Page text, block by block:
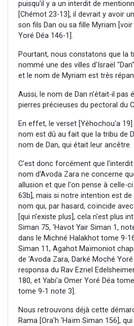
puisqu'il y a un interdit de
[Chémot 23-13], il devrait y avoir
son fils Dan ou sa fille Myriam
Yoré Déa 146-1].
Pourtant, nous constatons que la
nommé une des villes d'Israël
et le nom de Myriam est très
Aussi, le nom de Dan n'était-il pas
pierres précieuses du pectoral du
En effet, le verset [Yéhochou'a
nom est dû au fait que la tribu de
nom de Dan, qui était leur ancêtre.
C'est donc forcément que
nom d'Avoda Zara ne concerne
allusion et que l'on pense à celle-
63b], mais si notre intention est
nom qui, par hasard, coïncide
[qui n'existe plus], cela n'est plus
Siman 75, 'Havot Yair Siman 1,
dans le Michné Halakhot tome 9-
Siman 11, Agahot Maïmoniot
de 'Avoda Zara, Darké Moché
responsa du Rav Ezriel
180, et Yabi'a Omer Yoré Déa
tome 9-1 note 3].
Nous retrouvons déjà cette
Rama [Ora'h 'Haïm Siman 156],